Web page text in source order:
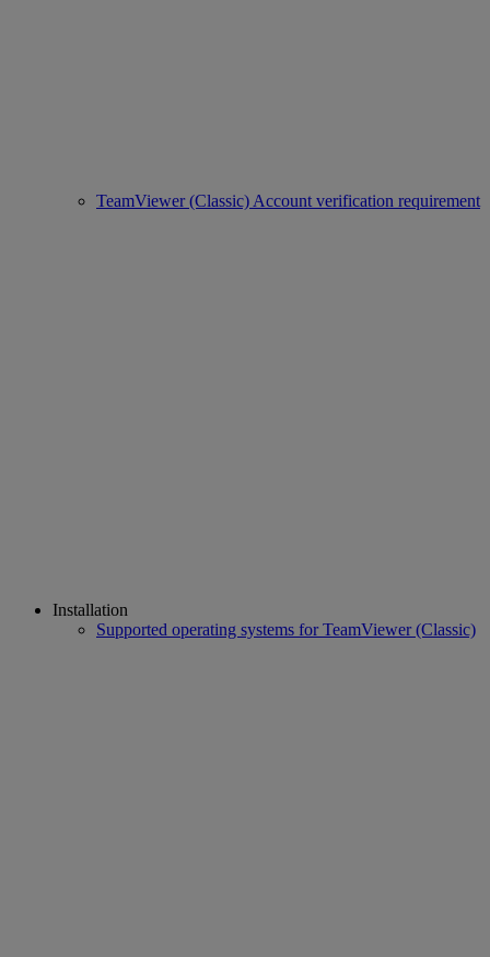
TeamViewer (Classic) Account verification requirement
Installation
Supported operating systems for TeamViewer (Classic)